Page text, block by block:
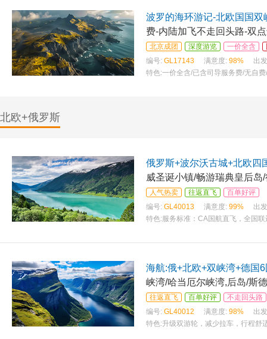
波罗的海环游记-北欧国国
费-内陆加飞不走回头路-双
北京成团 深度游览 一价全含
编号: GL17143 满意度: 98%
出
特色:一价全含/已含司导服务费/无自
北欧+俄罗斯
俄罗斯+波尔沃古城+北欧四
威圣诞小镇/畅游瑞典皇后岛
人气热卖 往返直飞
百单好评
编号: GL40013 满意度: 99%
出
特色:服务标准：CA国航直飞，全国
海航:俄+北欧+双峡湾+德国
峡湾/哈当厄尔峡湾,后岛/斯
往返直飞 百单好评
不走回头路
编号: GL40012 满意度: 98%
出
特色:升级双游轮，减少拉车，行程舒